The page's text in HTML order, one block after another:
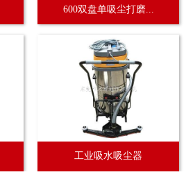
600双盘单吸尘打磨...
工业吸水吸尘器